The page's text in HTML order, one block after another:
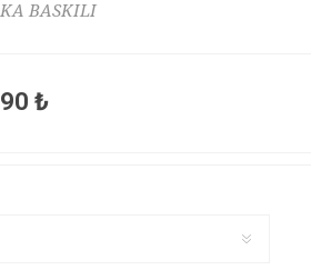
BASKILI
₺